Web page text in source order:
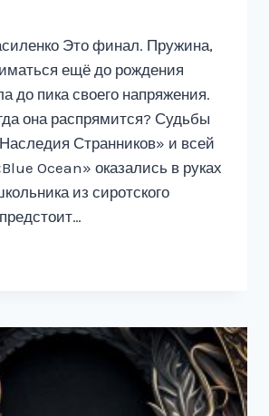
Это финал. Пружина,
ещё до рождения
до пика своего напряжения.
она распрямится? Судьбы
Странников» и всей
Ocean» оказались в руках
из сиротского